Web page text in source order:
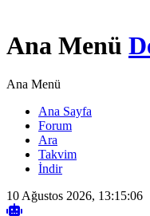
Ana Menü
Ana Menü
Ana Sayfa
Forum
Ara
Takvim
İndir
10 Ağustos 2026, 13:15:06